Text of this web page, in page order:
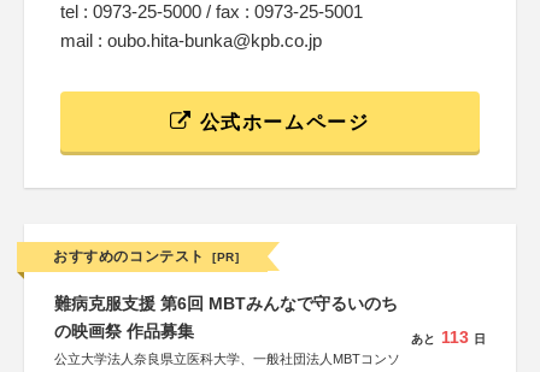
tel : 0973-25-5000 / fax : 0973-25-5001
mail : oubo.hita-bunka@kpb.co.jp
公式ホームページ
おすすめのコンテスト [PR]
難病克服支援 第6回 MBTみんなで守るいのち
の映画祭 作品募集
公立大学法人奈良県立医科大学、一般社団法人MBTコンソ
あと 113 日